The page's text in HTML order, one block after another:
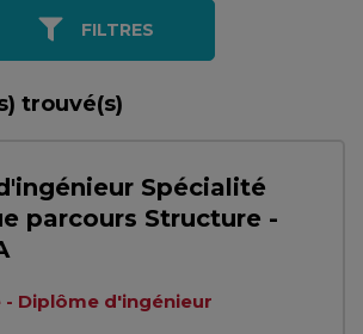
FILTRES
trouvé(s)
Spécialité
parcours Structure -
- Diplôme d'ingénieur